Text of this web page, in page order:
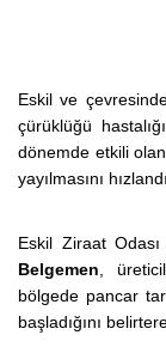
Eskil ve
çürüklüğü
dönemde etkili olan
yayılmasını
Eskil Ziraat
Belgemen ,
bölgede pancar
başladığını